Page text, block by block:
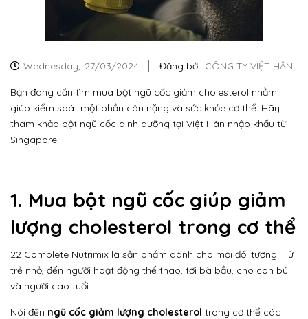
Wednesday, 27/03/2024 Đăng bởi: CÔNG TY VIỆT HÂN
Bạn đang cần tìm mua bột ngũ cốc giảm cholesterol nhằm
giúp kiểm soát một phần cân nặng và sức khỏe cơ thể. Hãy
tham khảo bột ngũ cốc dinh dưỡng tại Việt Hân nhập khẩu từ
Singapore.
1. Mua bột ngũ cốc giúp giảm
lượng cholesterol trong cơ thể
22 Complete Nutrimix là sản phẩm dành cho mọi đối tượng. Từ
trẻ nhỏ, đến người hoạt động thể thao, tới bà bầu, cho con bú
và người cao tuổi.
Nói đến ngũ cốc giảm lượng cholesterol trong cơ thể các